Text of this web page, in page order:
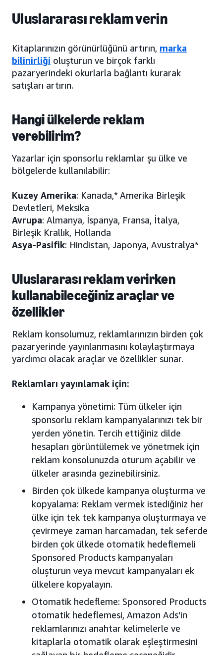
Uluslararası reklam verin
Kitaplarınızın görünürlüğünü artırın, marka
bilinirliği oluşturun ve birçok farklı
pazaryerindeki okurlarla bağlantı kurarak
satışları artırın.
Hangi ülkelerde reklam
verebilirim?
Yazarlar için sponsorlu reklamlar şu ülke ve
bölgelerde kullanılabilir:
Kuzey Amerika: Kanada,* Amerika Birleşik
Devletleri, Meksika
Avrupa: Almanya, İspanya, Fransa, İtalya,
Birleşik Krallık, Hollanda
Asya-Pasifik: Hindistan, Japonya, Avustralya*
Uluslararası reklam verirken
kullanabileceğiniz araçlar ve
özellikler
Reklam konsolumuz, reklamlarınızın birden çok
pazaryerinde yayınlanmasını kolaylaştırmaya
yardımcı olacak araçlar ve özellikler sunar.
Reklamları yayınlamak için:
Kampanya yönetimi: Tüm ülkeler için
sponsorlu reklam kampanyalarınızı tek bir
yerden yönetin. Tercih ettiğiniz dilde
hesapları görüntülemek ve yönetmek için
reklam konsolunuzda oturum açabilir ve
ülkeler arasında gezinebilirsiniz.
Birden çok ülkede kampanya oluşturma ve
kopyalama: Reklam vermek istediğiniz her
ülke için tek tek kampanya oluşturmaya ve
çevirmeye zaman harcamadan, tek seferde
birden çok ülkede otomatik hedeflemeli
Sponsored Products kampanyaları
oluşturun veya mevcut kampanyaları ek
ülkelere kopyalayın.
Otomatik hedefleme: Sponsored Products
otomatik hedeflemesi, Amazon Ads'in
reklamlarınızı anahtar kelimelerle ve
kitaplarla otomatik olarak eşleştirmesini